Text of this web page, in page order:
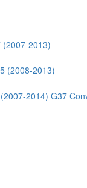
(2007-2013)
(2008-2013)
2014) G37